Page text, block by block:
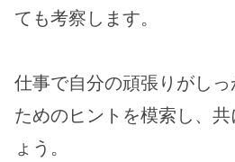
ても考察します。
仕事で自分の頑張りがし
ためのヒントを模索し、
ょう。